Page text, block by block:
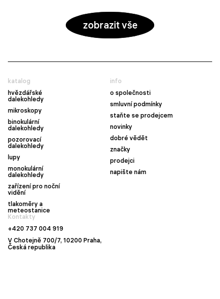
zobrazit vše
katalog
hvězdářské
dalekohledy
mikroskopy
binokulární
dalekohledy
pozorovací
dalekohledy
lupy
monokulární
dalekohledy
zařízení pro noční
vidění
tlakoměry a
meteostanice
info
o společnosti
smluvní podmínky
staňte se prodejcem
novinky
dobré vědět
značky
prodejci
napište nám
Kontakty
+420 737 004 919
V Chotejně 700/7, 10200 Praha,
Česká republika